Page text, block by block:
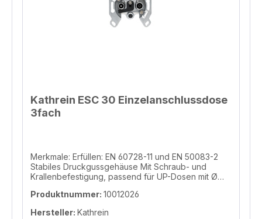
Kathrein ESC 30 Einzelanschlussdose
3fach
Merkmale: Erfüllen: EN 60728-11 und EN 50083-2
Stabiles Druckgussgehäuse Mit Schraub- und
Krallenbefestigung, passend für UP-Dosen mit Ø
kombinierbar Mit Gleichspannungs-Durchlass über
DiSEqCTM-Signal) Informationen zur
Produktnummer: 10012026
Hersteller: Kathrein